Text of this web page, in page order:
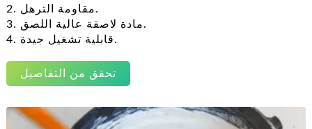
2. مقاومة الترهل.
3. مادة لاصقة عالية اللصق.
4. قابلية تشغيل جيدة.
تحقق من التفاصيل